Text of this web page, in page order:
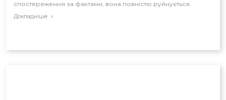
спостереження за фактами, вона повністю руйнується.
Докладніше